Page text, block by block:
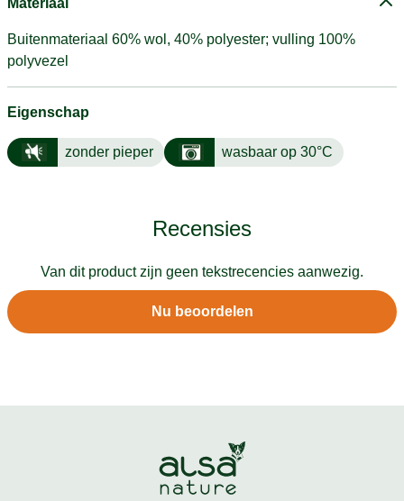
Buitenmateriaal 60% wol, 40% polyester; vulling 100%
polyvezel
Eigenschap
zonder pieper wasbaar op 30°C
Recensies
Van dit product zijn geen tekstrecencies aanwezig.
Nu beoordelen